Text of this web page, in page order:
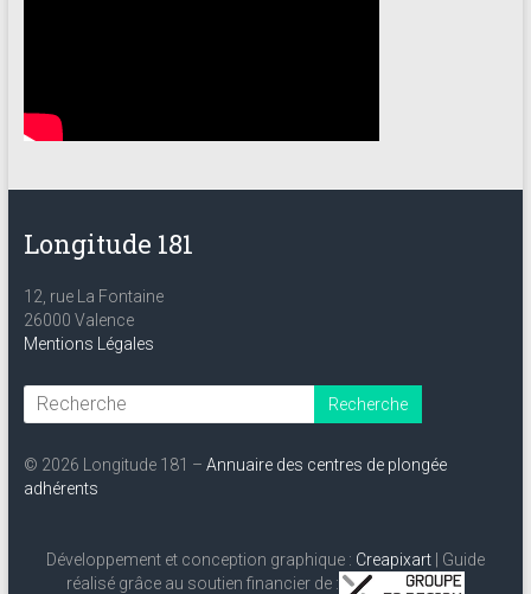
Longitude 181
12, rue La Fontaine
26000 Valence
Mentions Légales
© 2026 Longitude 181 – Annuaire des centres de plongée
adhérents
Développement et conception graphique : Creapixart| Guide
réalisé grâce au soutien financier de :